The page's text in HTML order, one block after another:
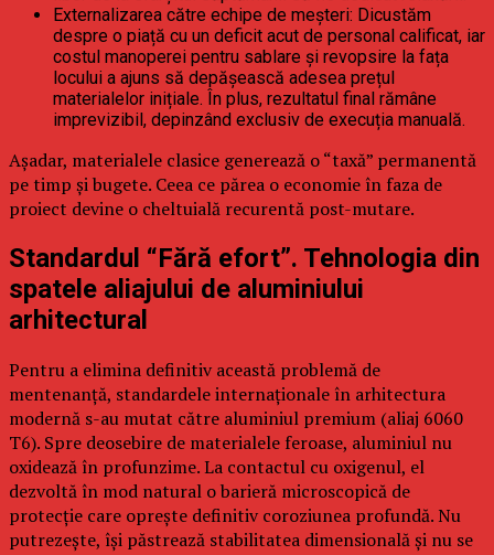
Externalizarea către echipe de meșteri: Dicustăm
despre o piață cu un deficit acut de personal calificat, iar
costul manoperei pentru sablare și revopsire la fața
locului a ajuns să depășească adesea prețul
materialelor inițiale. În plus, rezultatul final rămâne
imprevizibil, depinzând exclusiv de execuția manuală.
Așadar, materialele clasice generează o “taxă” permanentă
pe timp și bugete. Ceea ce părea o economie în faza de
proiect devine o cheltuială recurentă post-mutare.
Standardul “Fără efort”. Tehnologia din
spatele aliajului de aluminiului
arhitectural
Pentru a elimina definitiv această problemă de
mentenanță, standardele internaționale în arhitectura
modernă s-au mutat către aluminiul premium (aliaj 6060
T6). Spre deosebire de materialele feroase, aluminiul nu
oxidează în profunzime. La contactul cu oxigenul, el
dezvoltă în mod natural o barieră microscopică de
protecție care oprește definitiv coroziunea profundă. Nu
putrezește, își păstrează stabilitatea dimensională și nu se